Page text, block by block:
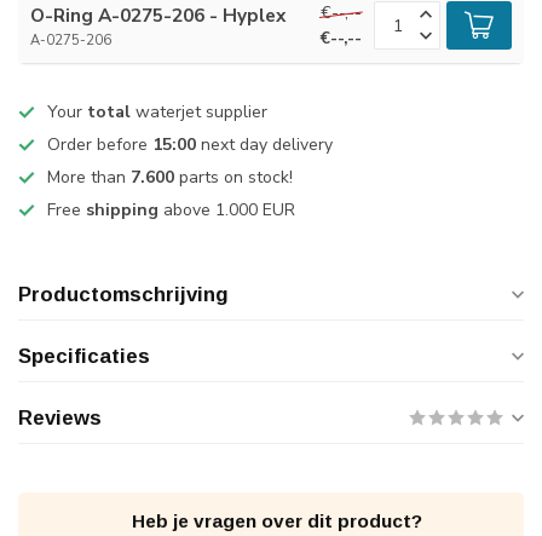
O-Ring A-0275-206 - Hyplex
A-0275-206
€--,--
€--,--
Your total waterjet supplier
Order before 15:00 next day delivery
More than 7.600 parts on stock!
Free shipping above 1.000 EUR
Productomschrijving
Specificaties
Reviews
Heb je vragen over dit product?